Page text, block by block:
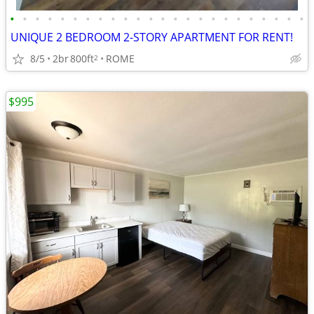
• • • • • • • • • • • • • • • • • • • • • • • •
UNIQUE 2 BEDROOM 2-STORY APARTMENT FOR RENT!
8/5 2br800ft2 ROME
$995